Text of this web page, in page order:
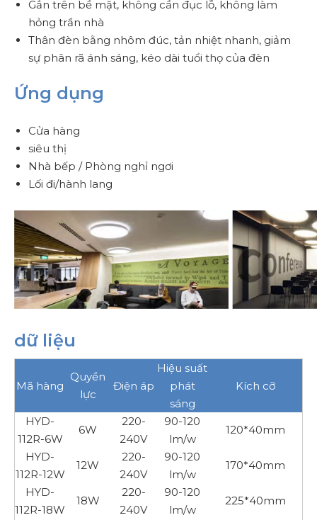
Gắn trên bề mặt, không cần đục lỗ, không làm
hỏng trần nhà
Thân đèn bằng nhôm đúc, tản nhiệt nhanh, giảm
sự phân rã ánh sáng, kéo dài tuổi thọ của đèn
Ứng dụng
Cửa hàng
siêu thị
Nhà bếp / Phòng nghỉ ngơi
Lối đi/hành lang
dữ liệu
Mã hàng
Quyền
lực
Điện áp
Hiệu suất
phát
sáng
Kích cỡ
HYD-
112R-6W
6W
220-
240V
90-120
lm/w
120*40mm
HYD-
112R-12W
12W
220-
240V
90-120
lm/w
170*40mm
HYD-
112R-18W
18W
220-
240V
90-120
lm/w
225*40mm